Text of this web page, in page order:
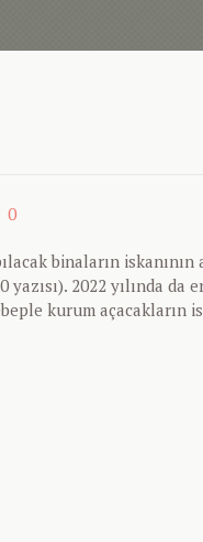
0
binaların iskanının
2022 yılında da
kurum açacakların